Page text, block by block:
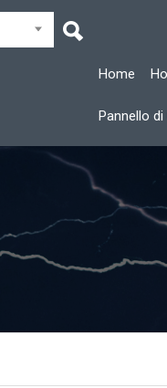
Home
Pannello